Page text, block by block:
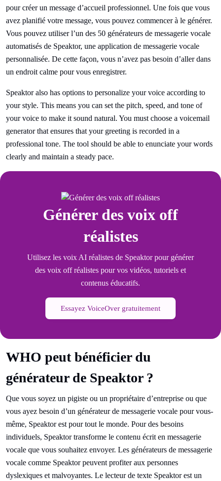
pour créer un message d’accueil professionnel. Une fois que vous
avez planifié votre message, vous pouvez commencer à le générer.
Vous pouvez utiliser l’un des 50 générateurs de messagerie vocale
automatisés de Speaktor, une application de messagerie vocale
personnalisée. De cette façon, vous n’avez pas besoin d’aller dans
un endroit calme pour vous enregistrer.
Speaktor also has options to personalize your voice according to
your style. This means you can set the pitch, speed, and tone of
your voice to make it sound natural. You must choose a voicemail
generator that ensures that your greeting is recorded in a
professional tone. The tool should be able to enunciate your words
clearly and maintain a steady pace.
Générer des voix off
réalistes
Utilisez les voix AI réalistes de Speaktor pour générer
des voix off réalistes pour vos vidéos, tutoriels et
contenus éducatifs.
Essayez VoiceOver gratuitement
WHO peut bénéficier du
générateur de Speaktor ?
Que vous soyez un pigiste ou un propriétaire d’entreprise ou que
vous ayez besoin d’un générateur de messagerie vocale pour vous-
même, Speaktor est pour tout le monde. Pour des besoins
individuels, Speaktor transforme le contenu écrit en messagerie
vocale que vous souhaitez envoyer. Les générateurs de messagerie
vocale comme Speaktor peuvent profiter aux personnes
dyslexiques et malvoyantes. Le lecteur de texte Speaktor est un